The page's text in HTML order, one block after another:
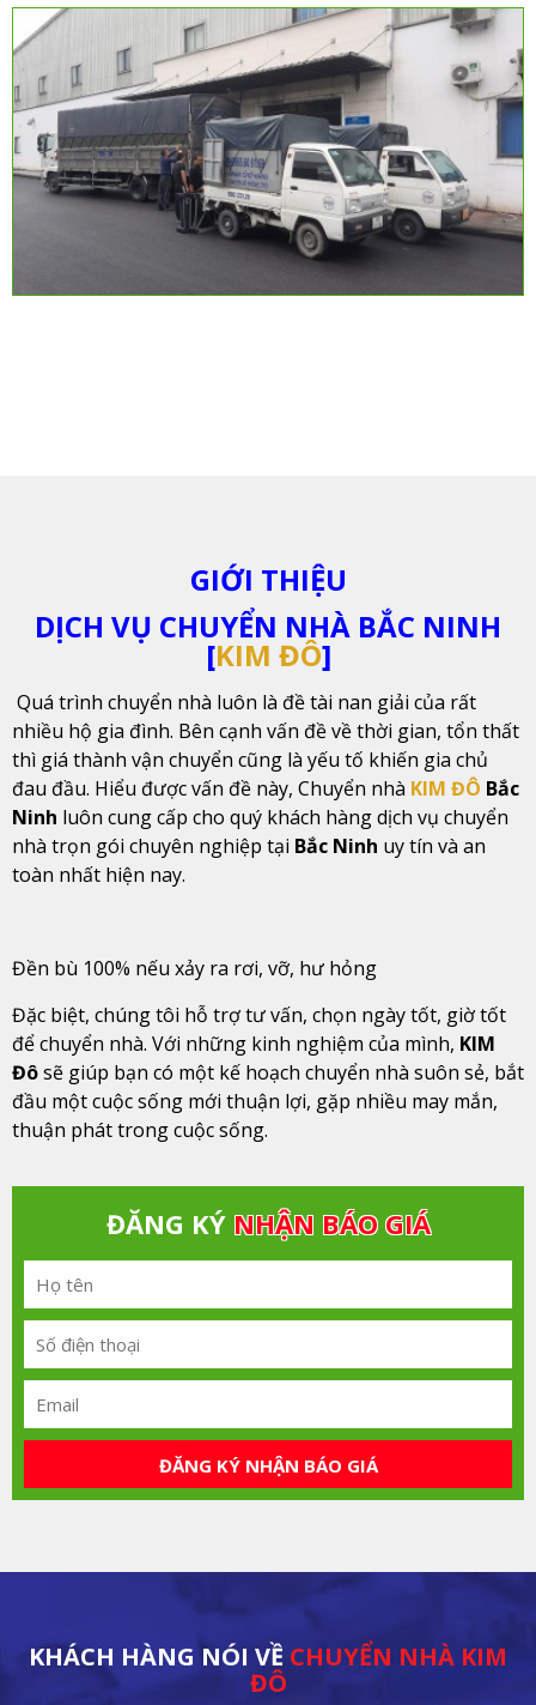
GIỚI THIỆU
DỊCH VỤ CHUYỂN NHÀ BẮC NINH
[KIM ĐÔ]
Quá trình chuyển nhà luôn là đề tài nan giải của rất
nhiều hộ gia đình. Bên cạnh vấn đề về thời gian, tổn thất
thì giá thành vận chuyển cũng là yếu tố khiến gia chủ
đau đầu. Hiểu được vấn đề này, Chuyển nhà KIM ĐÔ Bắc
Ninh luôn cung cấp cho quý khách hàng dịch vụ chuyển
nhà trọn gói chuyên nghiệp tại Bắc Ninh uy tín và an
toàn nhất hiện nay.
Đền bù 100% nếu xảy ra rơi, vỡ, hư hỏng
Đặc biệt, chúng tôi hỗ trợ tư vấn, chọn ngày tốt, giờ tốt
để chuyển nhà. Với những kinh nghiệm của mình, KIM
Đôsẽ giúp bạn có một kế hoạch chuyển nhà suôn sẻ, bắt
đầu một cuộc sống mới thuận lợi, gặp nhiều may mắn,
thuận phát trong cuộc sống.
ĐĂNG KÝ NHẬN BÁO GIÁ
ĐĂNG KÝ NHẬN BÁO GIÁ
KHÁCH HÀNG NÓI VỀ CHUYỂN NHÀ KIM
ĐÔ